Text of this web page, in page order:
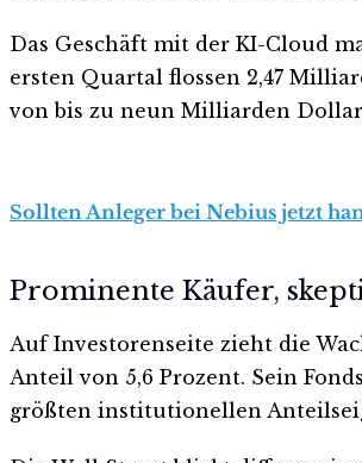
Das Geschäft mit der KI-Cloud
ersten Quartal flossen 2,47
von bis zu neun Milliarden
Sollten Anleger bei Nebius jetzt
Prominente Käufer,
Auf Investorenseite zieht die
Anteil von 5,6 Prozent. Sein
größten institutionellen